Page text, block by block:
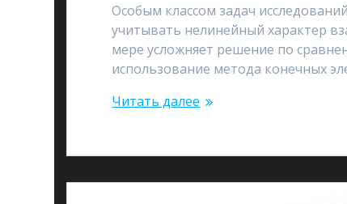
Особым классом задач
учитывать нелинейный характер
мере усложняет решение по
использование метода конечных
Читать далее